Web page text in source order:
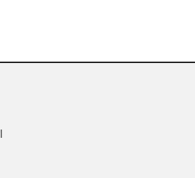
vivre typiquement breton. Les
concerts, animations, marché